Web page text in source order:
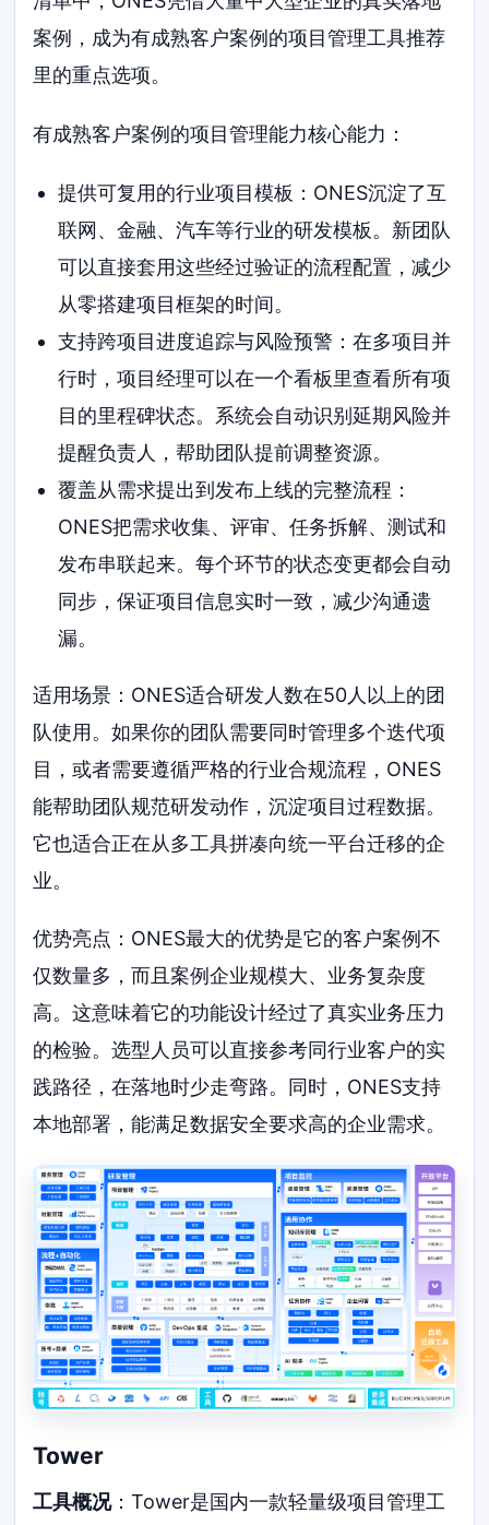
案例，成为有成熟客户案例的项目管理工具推荐
里的重点选项。
有成熟客户案例的项目管理能力核心能力：
提供可复用的行业项目模板：ONES沉淀了互
联网、金融、汽车等行业的研发模板。新团队
可以直接套用这些经过验证的流程配置，减少
从零搭建项目框架的时间。
支持跨项目进度追踪与风险预警：在多项目并
行时，项目经理可以在一个看板里查看所有项
目的里程碑状态。系统会自动识别延期风险并
提醒负责人，帮助团队提前调整资源。
覆盖从需求提出到发布上线的完整流程：
ONES把需求收集、评审、任务拆解、测试和
发布串联起来。每个环节的状态变更都会自动
同步，保证项目信息实时一致，减少沟通遗
漏。
适用场景：ONES适合研发人数在50人以上的团
队使用。如果你的团队需要同时管理多个迭代项
目，或者需要遵循严格的行业合规流程，ONES
能帮助团队规范研发动作，沉淀项目过程数据。
它也适合正在从多工具拼凑向统一平台迁移的企
业。
优势亮点：ONES最大的优势是它的客户案例不
仅数量多，而且案例企业规模大、业务复杂度
高。这意味着它的功能设计经过了真实业务压力
的检验。选型人员可以直接参考同行业客户的实
践路径，在落地时少走弯路。同时，ONES支持
本地部署，能满足数据安全要求高的企业需求。
Tower
工具概况：Tower是国内一款轻量级项目管理工